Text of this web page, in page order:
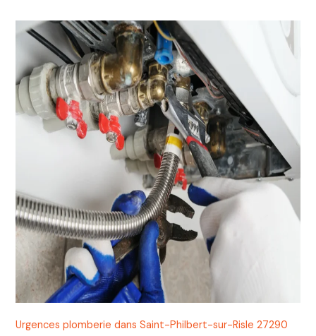
Urgences plomberie dans Saint-Philbert-sur-Risle 27290